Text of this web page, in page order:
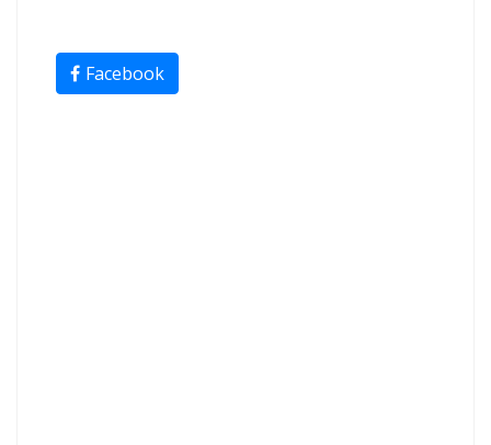
Facebook